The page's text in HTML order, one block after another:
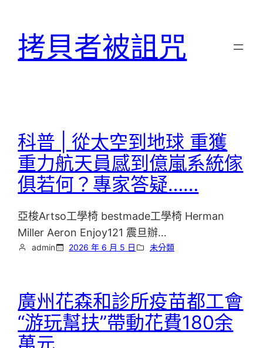
拷貝者被詛咒
科普 | 從太空到地球 重獲
重力航天員感到億嵐系統傢
俱若何？專家答疑……
亞梭Artso工學椅 bestmade工學椅 Herman
Miller Aeron Enjoy121 震旦辦…
admin 2026 年 6 月 5 日 未分類
廣州花森和診所疫苗都工會
“游玩幫扶”帶動花費180余